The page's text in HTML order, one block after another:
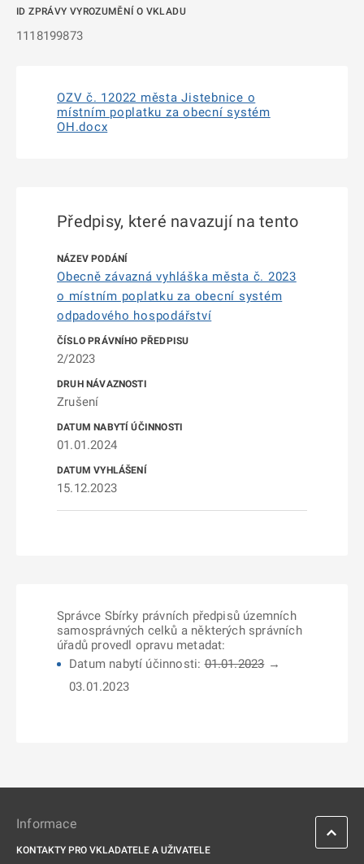
ID ZPRÁVY VYROZUMĚNÍ O VKLADU
1118199873
OZV č. 12022 města Jistebnice o
místním poplatku za obecní systém
OH.docx
Předpisy, které navazují na tento
Obecně závazná vyhláška města č. 2023
o místním poplatku za obecní systém
odpadového hospodářství
2/2023
Zrušení
01.01.2024
15.12.2023
Správce Sbírky právních předpisů územních
samosprávných celků a některých správních
úřadů provedl opravu metadat:
Datum nabytí účinnosti:01.01.2023→
03.01.2023
Informace
KONTAKTY PRO VKLADATELE A UŽIVATELE